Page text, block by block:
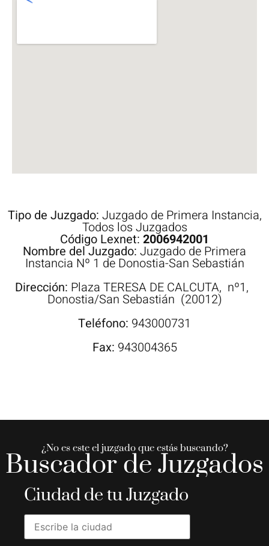
Tipo de Juzgado: Juzgado de Primera Instancia,
Todos los Juzgados
Código Lexnet: 2006942001
Nombre del Juzgado: Juzgado de Primera
Instancia Nº 1 de Donostia-San Sebastián
Dirección: Plaza TERESA DE CALCUTA, nº1,
Donostia/San Sebastián (20012)
Teléfono: 943000731
Fax: 943004365
¿No es este el juzgado que estás buscando?
Buscador de Juzgados
Ciudad de tu Juzgado